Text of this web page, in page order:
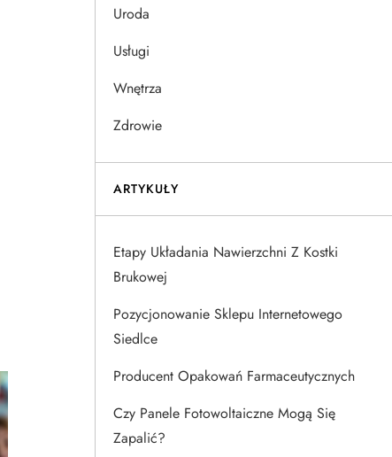
Uroda
Usługi
Wnętrza
Zdrowie
ARTYKUŁY
Etapy Układania Nawierzchni Z Kostki
Brukowej
Pozycjonowanie Sklepu Internetowego
Siedlce
Producent Opakowań Farmaceutycznych
Czy Panele Fotowoltaiczne Mogą Się
Zapalić?